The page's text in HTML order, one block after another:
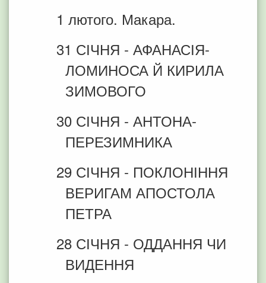
1 лютого. Макара.
31 СІЧНЯ - АФАНАСІЯ-
ЛОМИНОСА Й КИРИЛА
ЗИМОВОГО
30 СІЧНЯ - АНТОНА-
ПЕРЕЗИМНИКА
29 СІЧНЯ - ПОКЛОНІННЯ
ВЕРИГАМ АПОСТОЛА
ПЕТРА
28 СІЧНЯ - ОДДАННЯ ЧИ
ВИДЕННЯ